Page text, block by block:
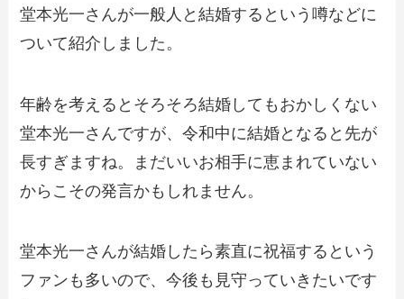
堂本光一さんが一般人と結婚するという噂などに
ついて紹介しました。
年齢を考えるとそろそろ結婚してもおかしくない
堂本光一さんですが、令和中に結婚となると先が
長すぎますね。まだいいお相手に恵まれていない
からこその発言かもしれません。
堂本光一さんが結婚したら素直に祝福するという
ファンも多いので、今後も見守っていきたいです